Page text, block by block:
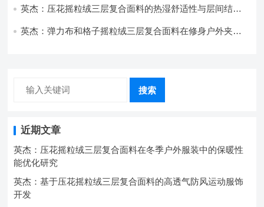
英杰：压花摇粒绒三层复合面料的热湿舒适性与层间结合
英杰：弹力布和格子摇粒绒三层复合面料在修身户外夹克
搜索
近期文章
英杰：压花摇粒绒三层复合面料在冬季户外服装中的保暖性
能优化研究
英杰：基于压花摇粒绒三层复合面料的高透气防风运动服饰
开发